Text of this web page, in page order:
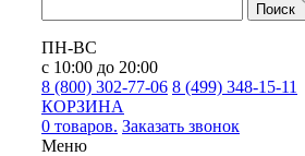
Поиск
ПН-ВС
с 10:00 до 20:00
8 (800) 302-77-06 8 (499) 348-15-11
КОРЗИНА
0 товаров. Заказать звонок
Меню